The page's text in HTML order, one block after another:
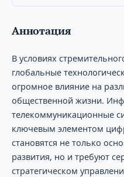
Аннотация
В условиях
глобальные
огромное влияние на
общественной жизни.
телекоммуникационные
ключевым элементом
становятся не только
развития, но и требуют
стратегическом